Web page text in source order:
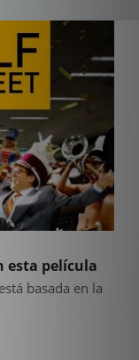
esta película
basada en la